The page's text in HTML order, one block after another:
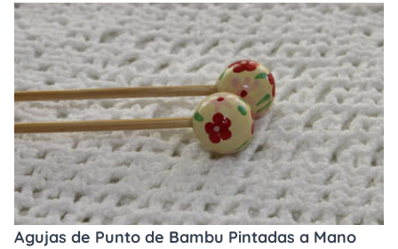
Agujas de Punto de Bambu Pintadas a Mano